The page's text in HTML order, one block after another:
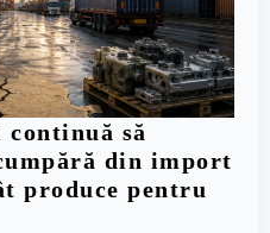
să
din import
produce pentru